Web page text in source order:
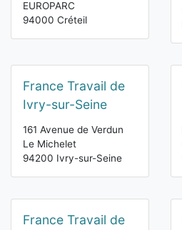
EUROPARC
94000 Créteil
France Travail de
Ivry-sur-Seine
161 Avenue de Verdun
Le Michelet
94200 Ivry-sur-Seine
France Travail de